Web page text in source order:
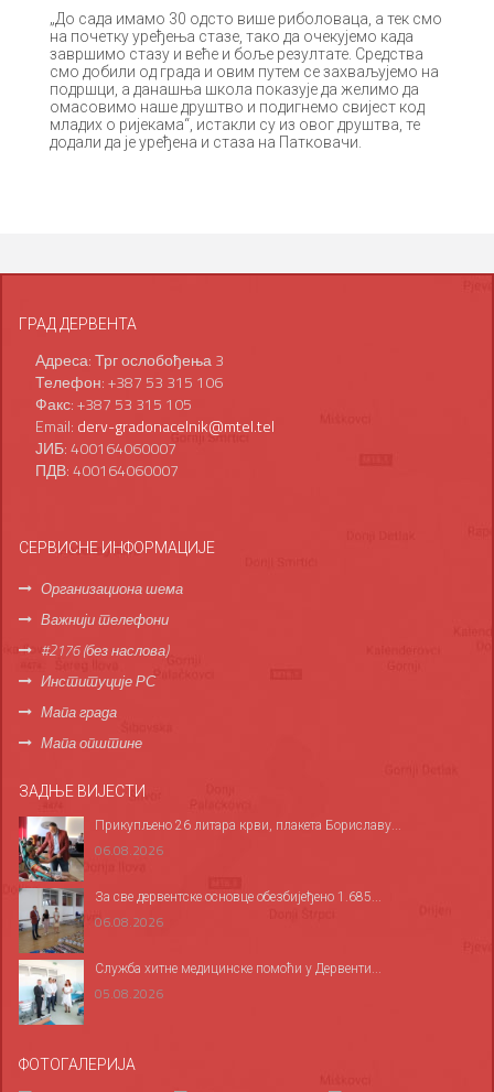
„До сада имамо 30 одсто више риболоваца, а тек смо
на почетку уређења стазе, тако да очекујемо када
завршимо стазу и веће и боље резултате. Средства
смо добили од града и овим путем се захваљујемо на
подршци, а данашња школа показује да желимо да
омасовимо наше друштво и подигнемо свијест код
младих о ријекама“, истакли су из овог друштва, те
додали да је уређена и стаза на Патковачи.
ГРАД ДЕРВЕНТА
Адреса: Трг ослобођења 3
Телефон: +387 53 315 106
Факс: +387 53 315 105
Email: derv-gradonacelnik@mtel.tel
ЈИБ: 400164060007
ПДВ: 400164060007
СЕРВИСНЕ ИНФОРМАЦИЈЕ
Организациона шема
Важнији телефони
#2176 (без наслова)
Институције РС
Мапа града
Мапа општине
ЗАДЊЕ ВИЈЕСТИ
Прикупљено 26 литара крви, плакета Бориславу...
06.08.2026
За све дервентске основце обезбијеђено 1.685...
06.08.2026
Служба хитне медицинске помоћи у Дервенти...
05.08.2026
ФОТОГАЛЕРИЈА